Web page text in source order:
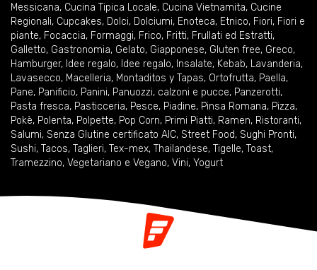
Messicana, Cucina Tipica Locale, Cucina Vietnamita, Cucine
Regionali, Cupcakes, Dolci, Dolciumi, Enoteca, Etnico, Fiori, Fiori e
piante, Focaccia, Formaggi, Frico, Fritti, Frullati ed Estratti,
Galletto, Gastronomia, Gelato, Giapponese, Gluten free, Greco,
Hamburger, Idee regalo, Idee regalo, Insalate, Kebab, Lavanderia,
Lavasecco, Macelleria, Montaditos y Tapas, Ortofrutta, Paella,
Pane, Panificio, Panini, Panuozzi, calzoni e pucce, Panzerotti,
Pasta fresca, Pasticceria, Pesce, Piadine, Pinsa Romana, Pizza,
Pokè, Polenta, Polpette, Pop Corn, Primi Piatti, Ramen, Ristoranti,
Salumi, Senza Glutine certificato AIC, Street Food, Sughi Pronti,
Sushi, Tacos, Taglieri, Tex-mex, Thailandese, Tigelle, Toast,
Tramezzino, Vegetariano e Vegano, Vini, Yogurt